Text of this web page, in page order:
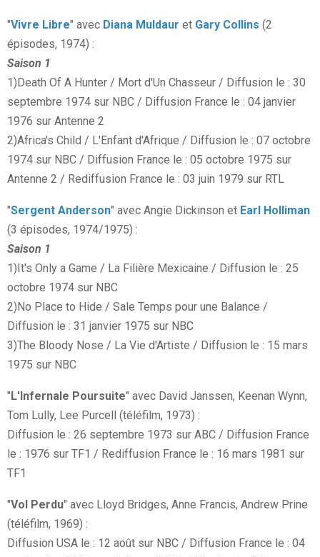
"Vivre Libre" avec Diana Muldaur et Gary Collins (2
épisodes, 1974) :
Saison 1
1)Death Of A Hunter / Mort d'Un Chasseur / Diffusion le : 30
septembre 1974 sur NBC / Diffusion France le : 04 janvier
1976 sur Antenne 2
2)Africa's Child / L'Enfant d'Afrique / Diffusion le : 07 octobre
1974 sur NBC / Diffusion France le : 05 octobre 1975 sur
Antenne 2 / Rediffusion France le : 03 juin 1979 sur RTL
"Sergent Anderson" avec Angie Dickinson et Earl Holliman
(3 épisodes, 1974/1975) :
Saison 1
1)It's Only a Game / La Filière Mexicaine / Diffusion le : 25
octobre 1974 sur NBC
2)No Place to Hide / Sale Temps pour une Balance /
Diffusion le : 31 janvier 1975 sur NBC
3)The Bloody Nose / La Vie d'Artiste / Diffusion le : 15 mars
1975 sur NBC
"L'Infernale Poursuite" avec David Janssen, Keenan Wynn,
Tom Lully, Lee Purcell (téléfilm, 1973) :
Diffusion le : 26 septembre 1973 sur ABC / Diffusion France
le : 1976 sur TF1 / Rediffusion France le : 16 mars 1981 sur
TF1
"Vol Perdu" avec Lloyd Bridges, Anne Francis, Andrew Prine
(téléfilm, 1969) :
Diffusion USA le : 12 août sur NBC / Diffusion France le : 04